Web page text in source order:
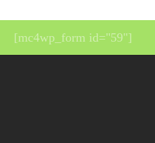
[mc4wp_form id="59"]